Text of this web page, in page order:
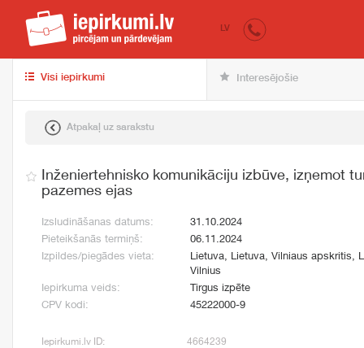
iepirkumi.lv
LV
Visi iepirkumi Interesējošie
Atpakaļ uz sarakstu
Inženiertehnisko komunikāciju izbūve, izņemot
pazemes ejas
Izsludināšanas datums:
31.10.2024
Pieteikšanās termiņš:
06.11.2024
Izpildes/piegādes vieta:
Lietuva, Lietuva, Vilniaus apskritis,
Vilnius
Iepirkuma veids:
Tirgus izpēte
CPV kodi:
45222000-9
Iepirkumi.lv ID: 4664239